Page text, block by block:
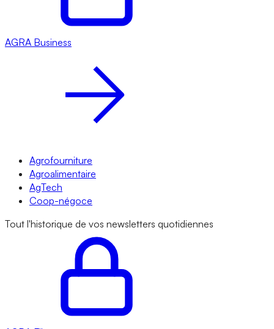
AGRA Business
Agrofourniture
Agroalimentaire
AgTech
Coop-négoce
Tout l'historique de vos newsletters quotidiennes